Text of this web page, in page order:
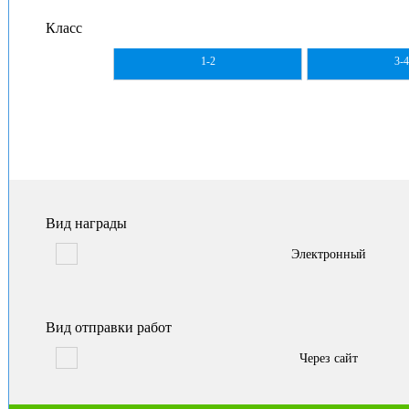
Класс
1-2 3-4
Вид награды
Электронный
Вид отправки работ
Через сайт